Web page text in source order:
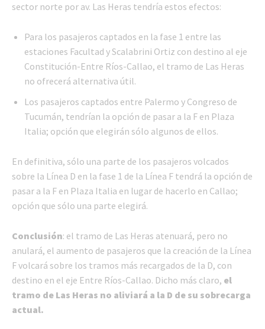
sector norte por av. Las Heras tendría estos efectos:
Para los pasajeros captados en la fase 1 entre las
estaciones Facultad y Scalabrini Ortiz con destino al eje
Constitución-Entre Ríos-Callao, el tramo de Las Heras
no ofrecerá alternativa útil.
Los pasajeros captados entre Palermo y Congreso de
Tucumán, tendrían la opción de pasar a la F en Plaza
Italia; opción que elegirán sólo algunos de ellos.
En definitiva, sólo una parte de los pasajeros volcados
sobre la Línea D en la fase 1 de la Línea F tendrá la opción de
pasar a la F en Plaza Italia en lugar de hacerlo en Callao;
opción que sólo una parte elegirá.
Conclusión: el tramo de Las Heras atenuará, pero no
anulará, el aumento de pasajeros que la creación de la Línea
F volcará sobre los tramos más recargados de la D, con
destino en el eje Entre Ríos-Callao. Dicho más claro, el
tramo de Las Heras no aliviará a la D de su sobrecarga
actual.